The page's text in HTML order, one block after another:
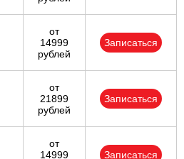
от
14999
рублей
Записаться
от
21899
рублей
Записаться
от
14999
Записаться